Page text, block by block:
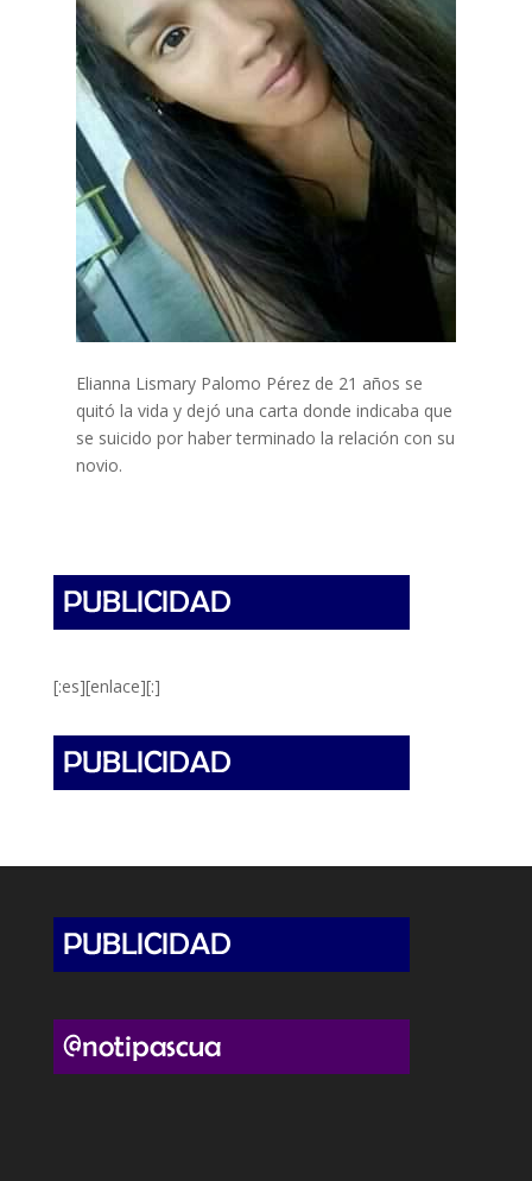
Elianna Lismary Palomo Pérez de 21 años se
quitó la vida y dejó una carta donde indicaba que
se suicido por haber terminado la relación con su
novio.
[:es][enlace][:]